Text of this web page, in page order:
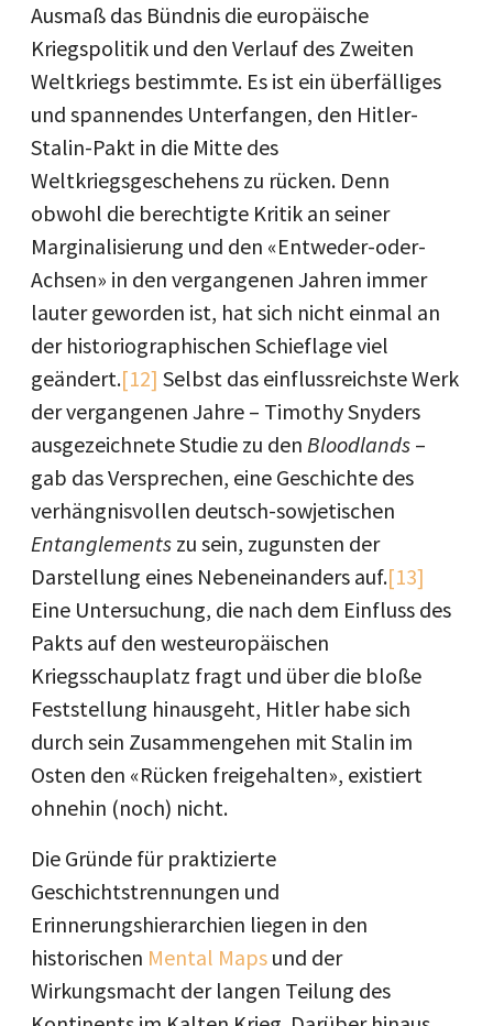
Ausmaß das Bündnis die europäische
Kriegspolitik und den Verlauf des Zweiten
Weltkriegs bestimmte. Es ist ein überfälliges
und spannendes Unterfangen, den Hitler-
Stalin-Pakt in die Mitte des
Weltkriegsgeschehens zu rücken. Denn
obwohl die berechtigte Kritik an seiner
Marginalisierung und den «Entweder-oder-
Achsen» in den vergangenen Jahren immer
lauter geworden ist, hat sich nicht einmal an
der historiographischen Schieflage viel
geändert.[12] Selbst das einflussreichste Werk
der vergangenen Jahre – Timothy Snyders
ausgezeichnete Studie zu den Bloodlands –
gab das Versprechen, eine Geschichte des
verhängnisvollen deutsch-sowjetischen
Entanglements zu sein, zugunsten der
Darstellung eines Nebeneinanders auf.[13]
Eine Untersuchung, die nach dem Einfluss des
Pakts auf den westeuropäischen
Kriegsschauplatz fragt und über die bloße
Feststellung hinausgeht, Hitler habe sich
durch sein Zusammengehen mit Stalin im
Osten den «Rücken freigehalten», existiert
ohnehin (noch) nicht.
Die Gründe für praktizierte
Geschichtstrennungen und
Erinnerungshierarchien liegen in den
historischen Mental Maps und der
Wirkungsmacht der langen Teilung des